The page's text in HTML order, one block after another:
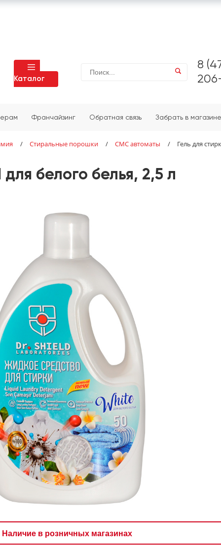
Каталог
8
Франчайзинг Обратная связь Забрать в магазине
/ Стиральные порошки / СМС автоматы / Гель для
белого белья, 2,5 л
Наличие в розничных магазинах